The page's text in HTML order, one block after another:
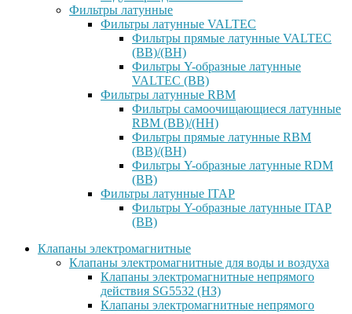
Фильтры латунные
Фильтры латунные VALTEC
Фильтры прямые латунные VALTEC
(ВВ)/(ВН)
Фильтры Y-образные латунные
VALTEC (ВВ)
Фильтры латунные RBM
Фильтры самоочищающиеся латунные
RBM (ВВ)/(НН)
Фильтры прямые латунные RBM
(ВВ)/(ВН)
Фильтры Y-образные латунные RDM
(ВВ)
Фильтры латунные ITAP
Фильтры Y-образные латунные ITAP
(ВВ)
Клапаны электромагнитные
Клапаны электромагнитные для воды и воздуха
Клапаны электромагнитные непрямого
действия SG5532 (НЗ)
Клапаны электромагнитные непрямого